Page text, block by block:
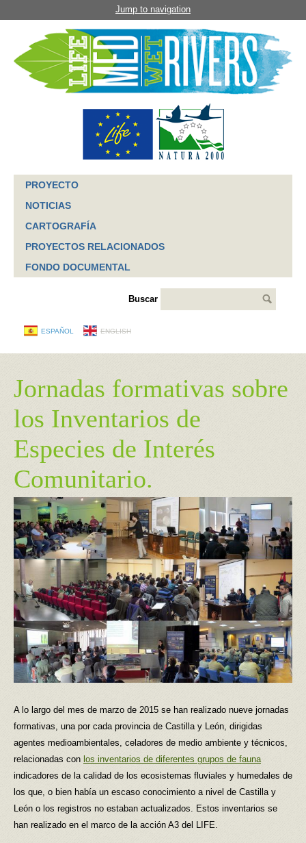
Jump to navigation
PROYECTO
NOTICIAS
CARTOGRAFÍA
PROYECTOS RELACIONADOS
FONDO DOCUMENTAL
Buscar
ESPAÑOL ENGLISH
Jornadas formativas sobre
los Inventarios de
Especies de Interés
Comunitario.
A lo largo del mes de marzo de 2015 se han realizado nueve jornadas
formativas, una por cada provincia de Castilla y León, dirigidas
agentes medioambientales, celadores de medio ambiente y técnicos,
relacionadas con los inventarios de diferentes grupos de fauna
indicadores de la calidad de los ecosistemas fluviales y humedales de
los que, o bien había un escaso conocimiento a nivel de Castilla y
León o los registros no estaban actualizados. Estos inventarios se
han realizado en el marco de la acción A3 del LIFE.